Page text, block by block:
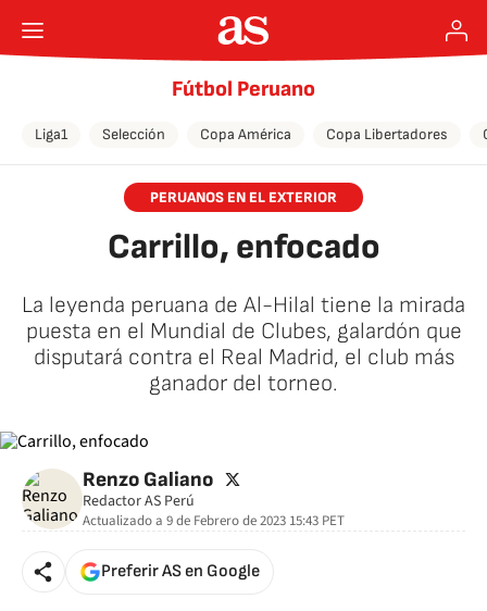
Fútbol Peruano
Liga1 Selección Copa América Copa Libertadores
PERUANOS EN EL EXTERIOR
Carrillo, enfocado
La leyenda peruana de Al-Hilal tiene la mirada
puesta en el Mundial de Clubes, galardón que
disputará contra el Real Madrid, el club más
ganador del torneo.
Renzo Galiano twitter
Redactor AS Perú
Actualizado a 9 de Febrero de 2023 15:43 PET
Preferir AS en Google